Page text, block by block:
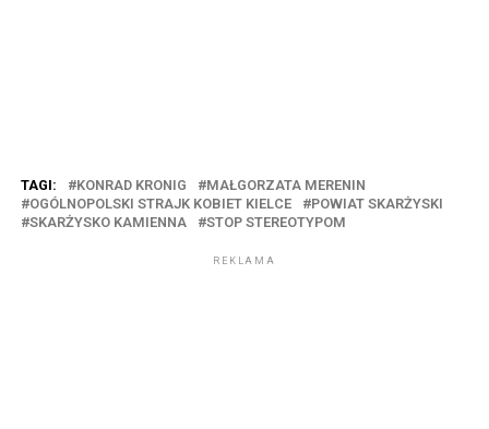
TAGI: KONRAD KRONIG
MAŁGORZATA MERENIN
OGÓLNOPOLSKI STRAJK KOBIET KIELCE
POWIAT SKARŻYSKI
SKARŻYSKO KAMIENNA
STOP STEREOTYPOM
REKLAMA